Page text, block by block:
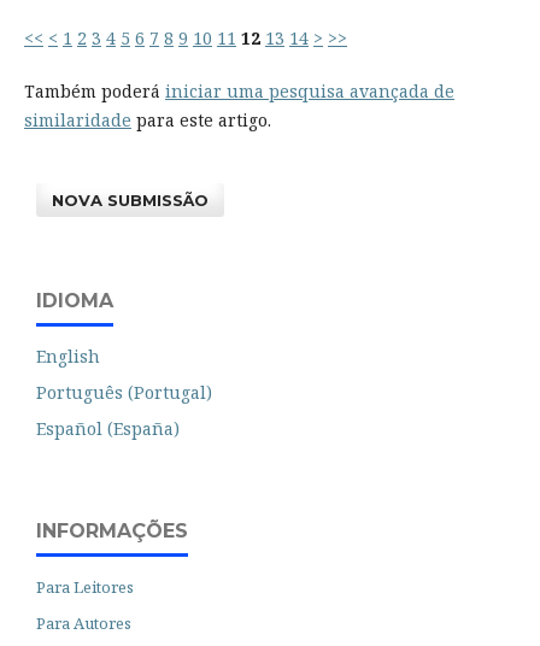
<< < 1 2 3 4 5 6 7 8 9 10 11 12 13 14 > >>
Também poderá iniciar uma pesquisa avançada de
similaridade para este artigo.
NOVA SUBMISSÃO
IDIOMA
English
Português (Portugal)
Español (España)
INFORMAÇÕES
Para Leitores
Para Autores